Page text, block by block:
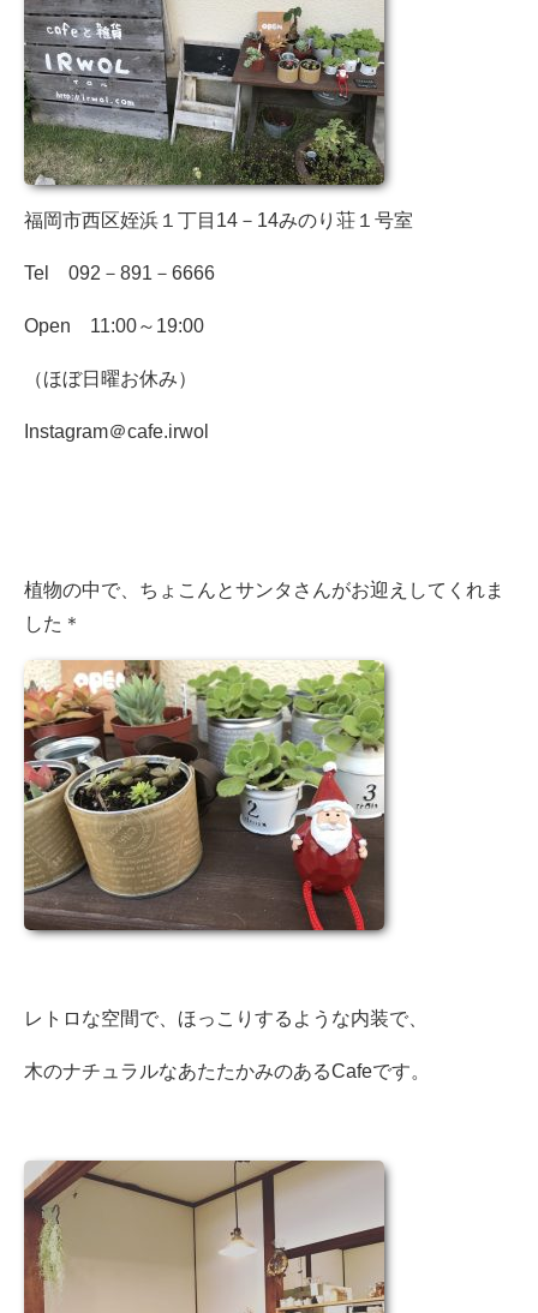
福岡市西区姪浜１丁目14－14みのり荘１号室
Tel 092－891－6666
Open 11:00～19:00
（ほぼ日曜お休み）
Instagram＠cafe.irwol
植物の中で、ちょこんとサンタさんがお迎えしてくれま
した＊
レトロな空間で、ほっこりするような内装で、
木のナチュラルなあたたかみのあるCafeです。